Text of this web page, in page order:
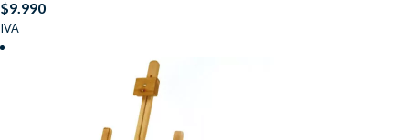
$9.990
IVA